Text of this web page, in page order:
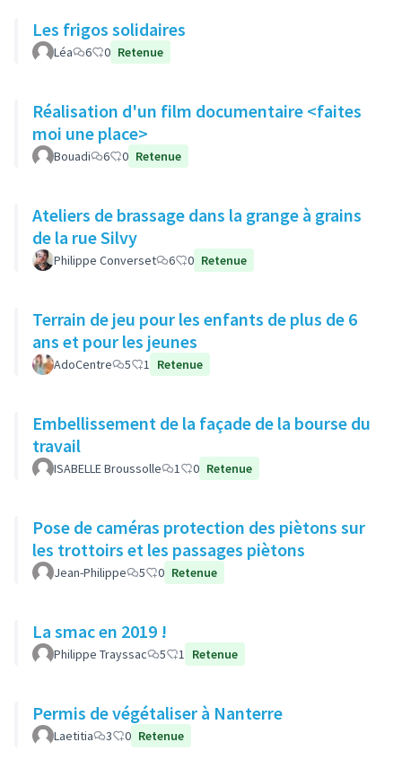
Les frigos solidaires
Léa 6 0 Retenue
Réalisation d'un film documentaire <faites
moi une place>
Bouadi 6 0 Retenue
Ateliers de brassage dans la grange à grains
de la rue Silvy
Philippe Converset 6 0 Retenue
Terrain de jeu pour les enfants de plus de 6
ans et pour les jeunes
AdoCentre 5 1 Retenue
Embellissement de la façade de la bourse du
travail
ISABELLE Broussolle 1 0 Retenue
Pose de caméras protection des piètons sur
les trottoirs et les passages piètons
Jean-Philippe 5 0 Retenue
La smac en 2019 !
Philippe Trayssac 5 1 Retenue
Permis de végétaliser à Nanterre
Laetitia 3 0 Retenue